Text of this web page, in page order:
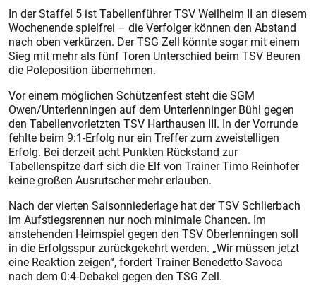
In der Staffel 5 ist Tabellenführer TSV Weilheim II an diesem
Wochenende spielfrei – die Verfolger können den Abstand
nach oben verkürzen. Der TSG Zell könnte sogar mit einem
Sieg mit mehr als fünf Toren Unterschied beim TSV Beuren
die Poleposition übernehmen.
Vor einem möglichen Schützenfest steht die SGM
Owen/Unterlenningen auf dem Unterlenninger Bühl gegen
den Tabellenvorletzten TSV Harthausen III. In der Vorrunde
fehlte beim 9:1-Erfolg nur ein Treffer zum zweistelligen
Erfolg. Bei derzeit acht Punkten Rückstand zur
Tabellenspitze darf sich die Elf von Trainer Timo Reinhofer
keine großen Ausrutscher mehr erlauben.
Nach der vierten Saisonniederlage hat der TSV Schlierbach
im Aufstiegsrennen nur noch minimale Chancen. Im
anstehenden Heimspiel gegen den TSV Oberlenningen soll
in die Erfolgsspur zurückgekehrt werden. „Wir müssen jetzt
eine Reaktion zeigen“, fordert Trainer Benedetto Savoca
nach dem 0:4-Debakel gegen den TSG Zell.